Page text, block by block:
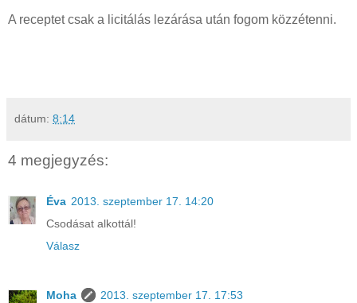
A receptet csak a licitálás lezárása után fogom közzétenni.
dátum: 8:14
4 megjegyzés:
Éva 2013. szeptember 17. 14:20
Csodásat alkottál!
Válasz
Moha
2013. szeptember 17. 17:53